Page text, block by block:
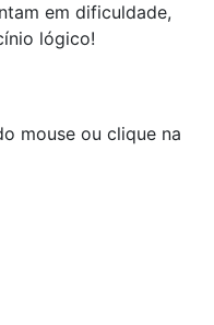
em dificuldade,
lógico!
mouse ou clique na